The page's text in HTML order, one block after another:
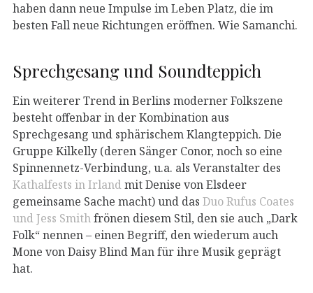
haben dann neue Impulse im Leben Platz, die im
besten Fall neue Richtungen eröffnen. Wie Samanchi.
Sprechgesang und Soundteppich
Ein weiterer Trend in Berlins moderner Folkszene
besteht offenbar in der Kombination aus
Sprechgesang und sphärischem Klangteppich. Die
Gruppe Kilkelly (deren Sänger Conor, noch so eine
Spinnennetz-Verbindung, u.a. als Veranstalter des
Kathalfests in Irlandmit Denise von Elsdeer
gemeinsame Sache macht) und das Duo Rufus Coates
und Jess Smithfrönen diesem Stil, den sie auch „Dark
Folk“ nennen – einen Begriff, den wiederum auch
Mone von Daisy Blind Man für ihre Musik geprägt
hat.